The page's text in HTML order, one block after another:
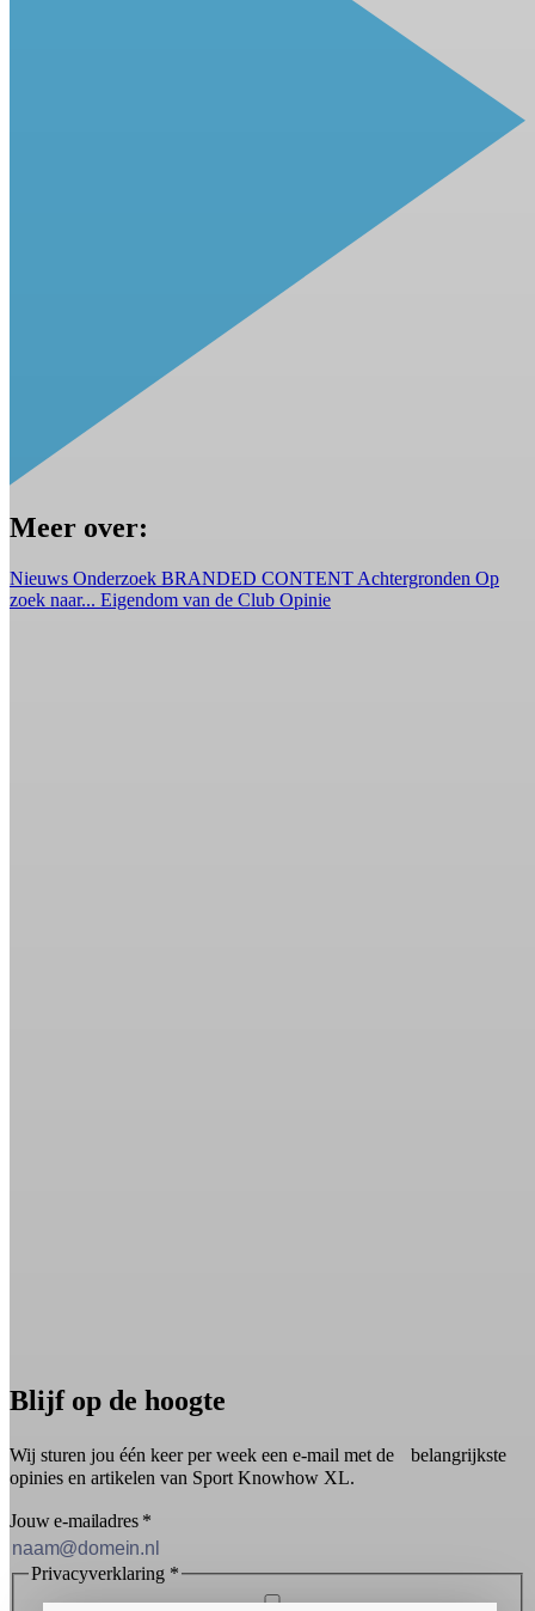
Meer over:
Nieuws Onderzoek BRANDED CONTENT Achtergronden Op
zoek naar... Eigendom van de Club Opinie
Blijf op de hoogte
Wij sturen jou één keer per week een e-mail met de belangrijkste
opinies en artikelen van Sport Knowhow XL.
Jouw e-mailadres *
Privacyverklaring *